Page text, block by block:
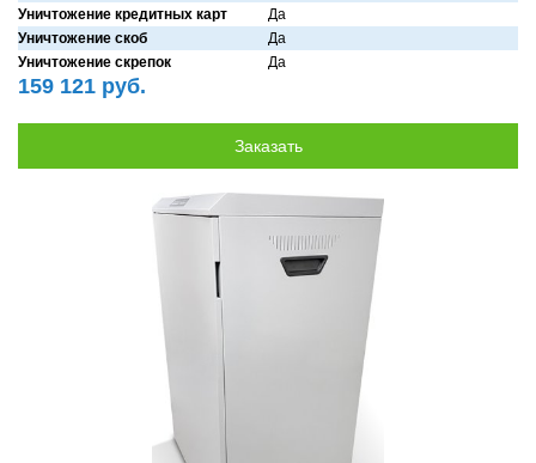
Уничтожение кредитных карт
Дa
Уничтожение скоб
Дa
Уничтожение скрепок
Дa
159 121 руб.